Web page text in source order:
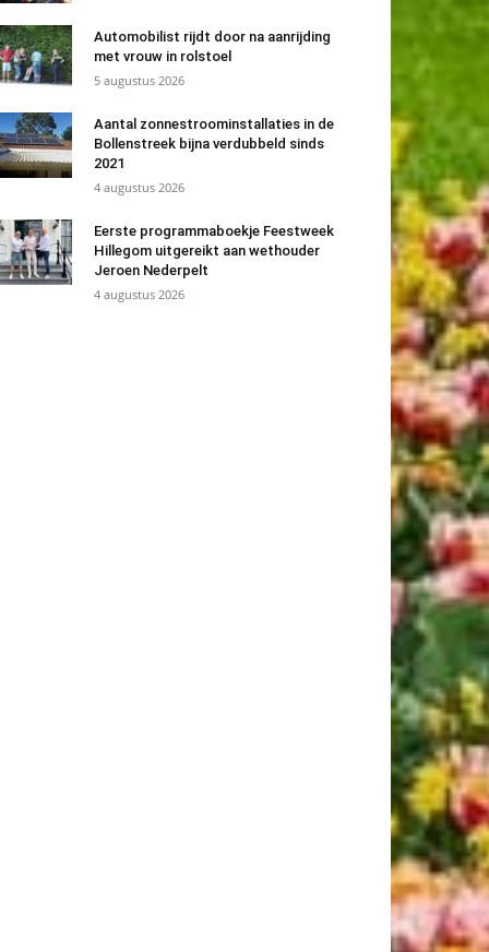
Automobilist rijdt door na aanrijding
met vrouw in rolstoel
5 augustus 2026
Aantal zonnestroominstallaties in de
Bollenstreek bijna verdubbeld sinds
2021
4 augustus 2026
Eerste programmaboekje Feestweek
Hillegom uitgereikt aan wethouder
Jeroen Nederpelt
4 augustus 2026